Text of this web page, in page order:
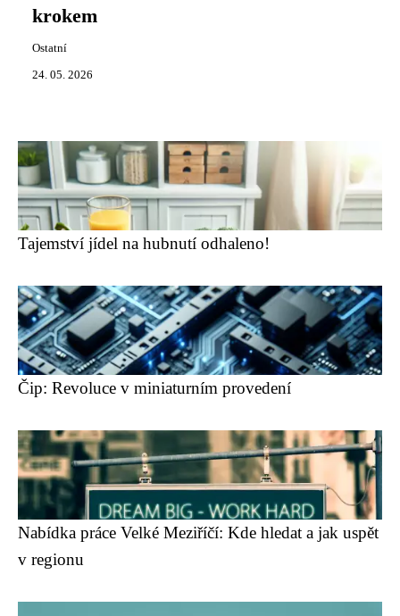
krokem
Ostatní
24. 05. 2026
Tajemství jídel na hubnutí odhaleno!
Čip: Revoluce v miniaturním provedení
Nabídka práce Velké Meziříčí: Kde hledat a jak uspět
v regionu